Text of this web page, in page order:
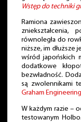
Wstęp do techniki
Ramiona
równoległa do
niższe, im dłuższe
wśród japońskich
dodatkowe
bezwładność.
są zwolennikami
Graham Engineering
W każdym razie –
testowanym